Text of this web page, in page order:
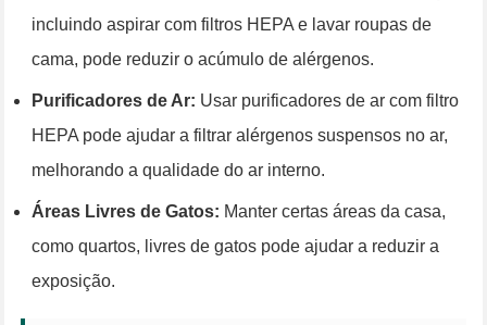
incluindo aspirar com filtros HEPA e lavar roupas de
cama, pode reduzir o acúmulo de alérgenos.
Purificadores de Ar: Usar purificadores de ar com filtro
HEPA pode ajudar a filtrar alérgenos suspensos no ar,
melhorando a qualidade do ar interno.
Áreas Livres de Gatos: Manter certas áreas da casa,
como quartos, livres de gatos pode ajudar a reduzir a
exposição.